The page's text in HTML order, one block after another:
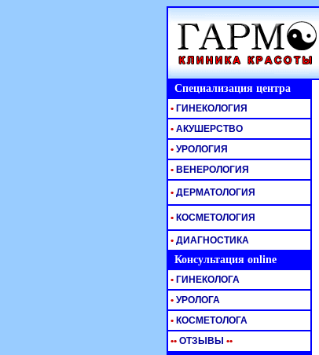
Специализация центра
• ГИНЕКОЛОГИЯ
• АКУШЕРСТВО
• УРОЛОГИЯ
• ВЕНЕРОЛОГИЯ
• ДЕРМАТОЛОГИЯ
• КОСМЕТОЛОГИЯ
• ДИАГНОСТИКА
Консультация online
• ГИНЕКОЛОГА
• УРОЛОГА
• КОСМЕТОЛОГА
•• ОТЗЫВЫ ••